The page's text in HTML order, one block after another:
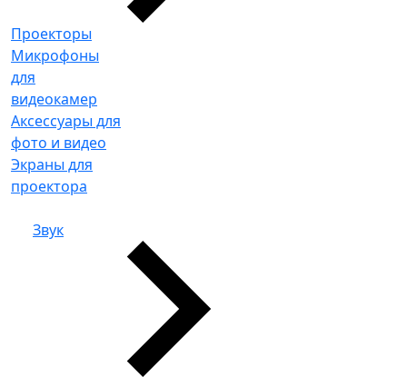
Проекторы
Микрофоны
для
видеокамер
Аксессуары для
фото и видео
Экраны для
проектора
Звук